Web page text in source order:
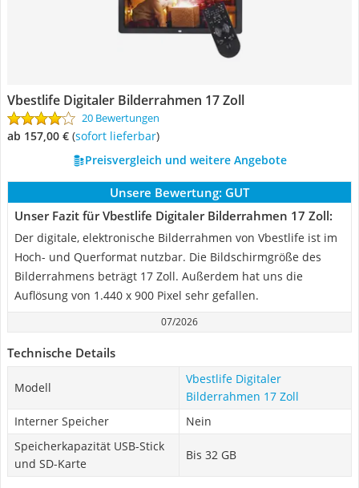
Vbestlife Digitaler Bilderrahmen 17 Zoll
20 Bewertungen
ab 157,00 € ( Sofort lieferbar)
Preisvergleich und weitere Angebote
Unsere Bewertung: GUT
Unser Fazit für Vbestlife Digitaler Bilderrahmen 17 Zoll:
Der digitale, elektronische Bilderrahmen von Vbestlife ist im
Hoch- und Querformat nutzbar. Die Bildschirmgröße des
Bilderrahmens beträgt 17 Zoll. Außerdem hat uns die
Auflösung von 1.440 x 900 Pixel sehr gefallen.
07/2026
Technische Details
Modell
Vbestlife Digitaler
Bilderrahmen 17 Zoll
Interner Speicher
Nein
Speicherkapazität USB-Stick
und SD-Karte
Bis 32 GB